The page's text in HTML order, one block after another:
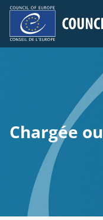
Chargée